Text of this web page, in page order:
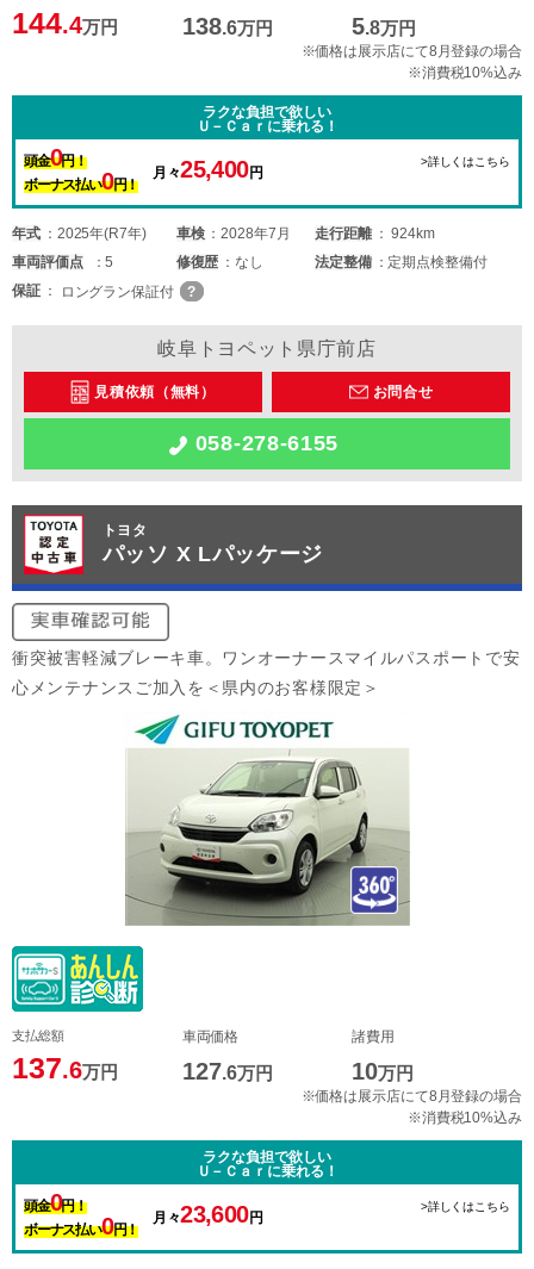
144.4万円 138.6万円 5.8万円
※価格は展示店にて8月登録の場合
※消費税10%込み
ラクな負担で欲しい
Ｕ－Ｃａｒに乗れる！
頭金0円！
ボーナス払い0円！
月々25,400円
>詳しくはこちら
年式 2025年(R7年) 車検 2028年7月 走行距離
924km
車両評価点 5 修復歴 なし 法定整備
定期点検整備付
保証
ロングラン保証付
岐阜トヨペット県庁前店
見積依頼（無料） お問合せ
058-278-6155
トヨタ
パッソ X Lパッケージ
衝突被害軽減ブレーキ車。ワンオーナースマイルパスポートで安
心メンテナンスご加入を＜県内のお客様限定＞
支払総額
137.6万円
車両価格
127.6万円
諸費用
10万円
※価格は展示店にて8月登録の場合
※消費税10%込み
ラクな負担で欲しい
Ｕ－Ｃａｒに乗れる！
頭金0円！
ボーナス払い0円！
月々23,600円
>詳しくはこちら